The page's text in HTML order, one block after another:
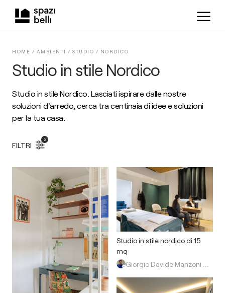
Studio in stile Nordico
HOME / AMBIENTI / STUDIO / NORDICO
Studio in stile Nordico. Lasciati ispirare dalle nostre
soluzioni d'arredo, cerca tra centinaia di idee e soluzioni
per la tua casa.
FILTRI
2
Studio in stile nordico di 15
mq